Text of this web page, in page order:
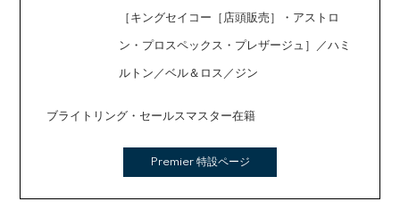
［キングセイコー［店頭販売］・アストロ
ン・プロスペックス・プレザージュ］／ハミ
ルトン／ベル＆ロス／ジン
ブライトリング・セールスマスター在籍
Premier 特設ページ